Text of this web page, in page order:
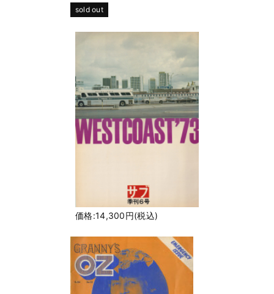
sold out
価格:14,300円(税込)